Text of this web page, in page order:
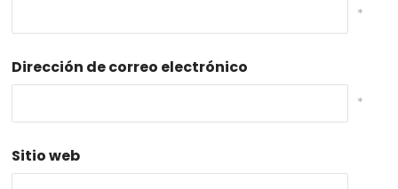
*
Dirección de correo electrónico
*
Sitio web